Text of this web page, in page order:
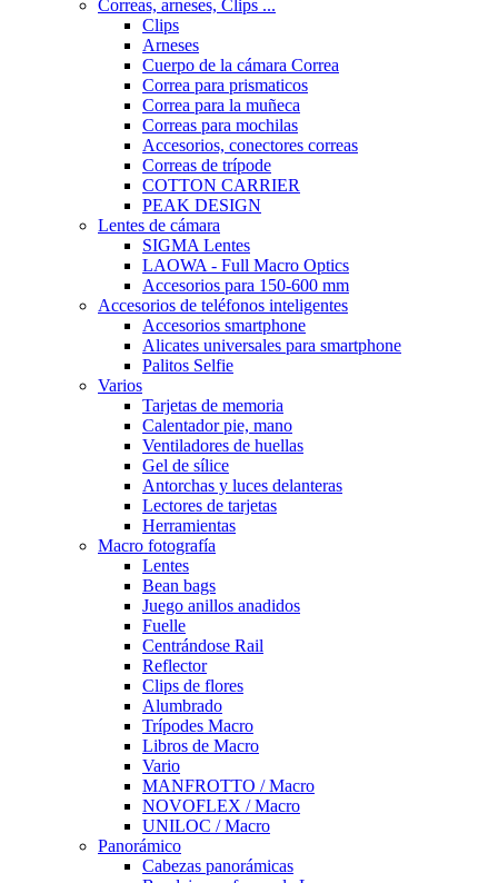
Correas, arneses, Clips ...
Clips
Arneses
Cuerpo de la cámara Correa
Correa para prismaticos
Correa para la muñeca
Correas para mochilas
Accesorios, conectores correas
Correas de trípode
COTTON CARRIER
PEAK DESIGN
Lentes de cámara
SIGMA Lentes
LAOWA - Full Macro Optics
Accesorios para 150-600 mm
Accesorios de teléfonos inteligentes
Accesorios smartphone
Alicates universales para smartphone
Palitos Selfie
Varios
Tarjetas de memoria
Calentador pie, mano
Ventiladores de huellas
Gel de sílice
Antorchas y luces delanteras
Lectores de tarjetas
Herramientas
Macro fotografía
Lentes
Bean bags
Juego anillos anadidos
Fuelle
Centrándose Rail
Reflector
Clips de flores
Alumbrado
Trípodes Macro
Libros de Macro
Vario
MANFROTTO / Macro
NOVOFLEX / Macro
UNILOC / Macro
Panorámico
Cabezas panorámicas